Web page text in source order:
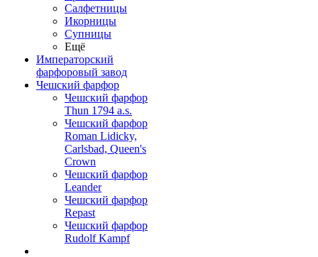
Салфетницы
Икорницы
Супницы
Ещё
Императорский
фарфоровый завод
Чешский фарфор
Чешский фарфор
Thun 1794 a.s.
Чешский фарфор
Roman Lidicky,
Carlsbad, Queen's
Crown
Чешский фарфор
Leander
Чешский фарфор
Repast
Чешский фарфор
Rudolf Kampf